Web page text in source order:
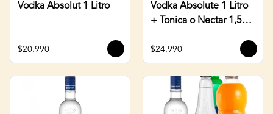
Vodka Absolut 1 Litro
$20.990
Vodka Absolute 1 Litro
+ Tonica o Nectar 1,5
$24.990